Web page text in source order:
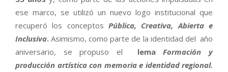
ese marco, se utilizó un nuevo logo institucional que
recuperó los conceptos Pública, Creativa, Abierta e
Inclusiva. Asimismo, como parte de la identidad del año
aniversario, se propuso el lemaFormación y
producción artística con memoria e identidad regional.